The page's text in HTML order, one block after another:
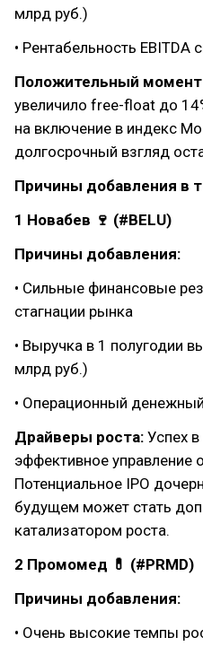
млрд руб.)
• Рентабельность EBITDA
Положительный
увеличило free-float до
на включение в индекс
долгосрочный взгляд
Причины добавления в
1 Новабев 🍷 (#BELU)
Причины добавления:
• Сильные финансовые
стагнации рынка
• Выручка в 1 полугодии
млрд руб.)
• Операционный
Драйверы роста: Успех
эффективное управление
Потенциальное IPO
будущем может стать
катализатором роста.
2 Промомед 💊 (#PRMD)
Причины добавления:
• Очень высокие темпы